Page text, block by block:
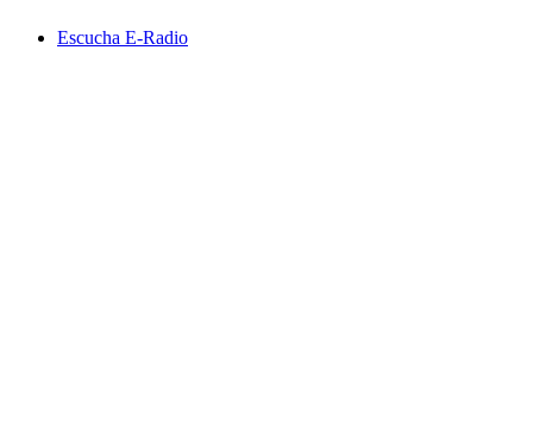
Escucha E-Radio